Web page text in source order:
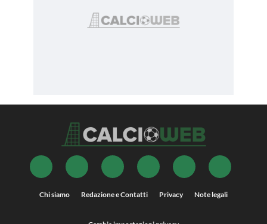
Chi siamo Redazione e Contatti Privacy Note legali